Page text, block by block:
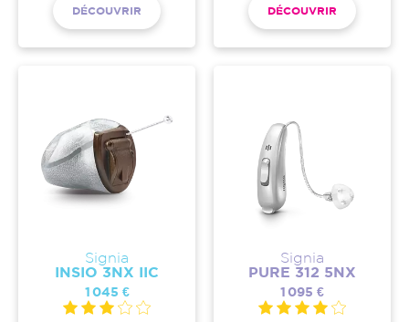
DÉCOUVRIR DÉCOUVRIR
Signia
INSIO 3NX IIC
1 045 €
Signia
PURE 312 5NX
1 095 €